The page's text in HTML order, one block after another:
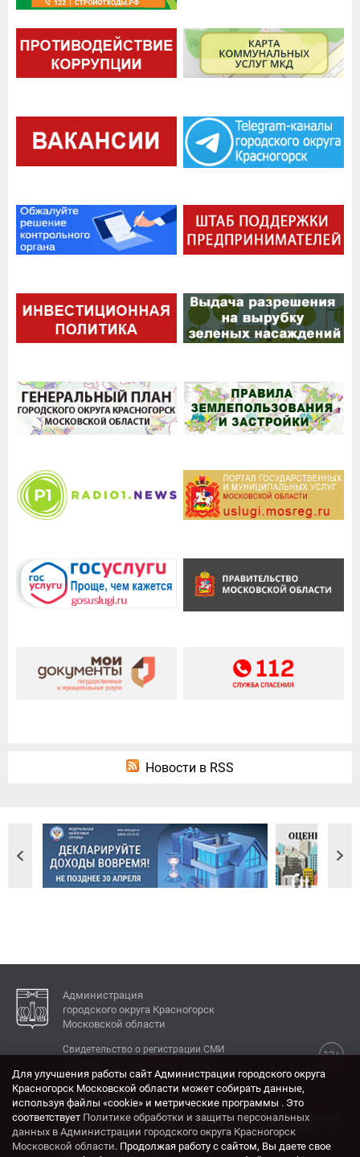
Новости в RSS
Администрация
городского округа Красногорск
Московской области
12+
Свидетельство о регистрации СМИ
КОНТАКТЫ
Адрес: 143404, Московская область, г. Красногорск,
ул. Ленина, дом 4.
Для улучшения работы сайт Администрации городского округа
Красногорск Московской области может собирать данные,
используя файлы «cookie» и метрические программы . Это
соответствует Политике обработки и защиты персональных
данных в Администрации городского округа Красногорск
Московской области. Продолжая работу с сайтом, Вы даете свое